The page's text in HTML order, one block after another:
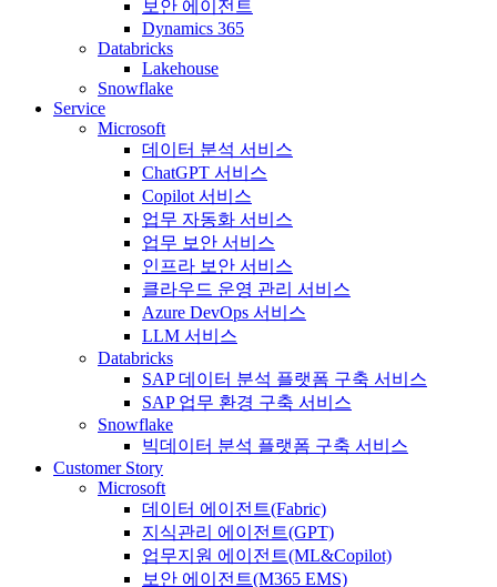
보안 에이전트
Dynamics 365
Databricks
Lakehouse
Snowflake
Service
Microsoft
데이터 분석 서비스
ChatGPT 서비스
Copilot 서비스
업무 자동화 서비스
업무 보안 서비스
인프라 보안 서비스
클라우드 운영 관리 서비스
Azure DevOps 서비스
LLM 서비스
Databricks
SAP 데이터 분석 플랫폼 구축 서비스
SAP 업무 환경 구축 서비스
Snowflake
빅데이터 분석 플랫폼 구축 서비스
Customer Story
Microsoft
데이터 에이전트(Fabric)
지식관리 에이전트(GPT)
업무지원 에이전트(ML&Copilot)
보안 에이전트(M365 EMS)